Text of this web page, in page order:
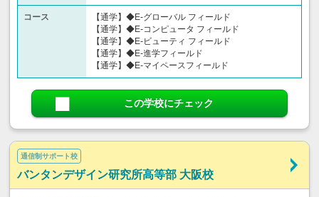
コース
【通学】◆E-グローバル フィールド
【通学】◆E-コンピュータ フィールド
【通学】◆E-ビューティ フィールド
【通学】◆E-進学フィールド
【通学】◆E-マイペースフィールド
この学校にチェック
通信制サポート校
バンタンデザイン研究所高等部 大阪校